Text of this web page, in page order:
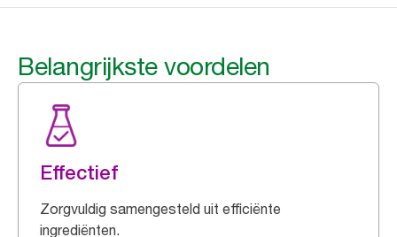
Belangrijkste voordelen
Effectief
Zorgvuldig samengesteld uit efficiënte
ingrediënten.